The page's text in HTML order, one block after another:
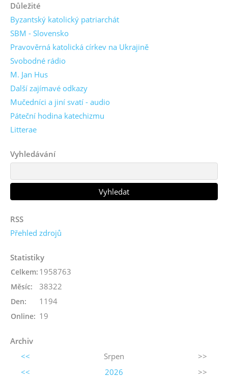
Důležité
Byzantský katolický patriarchát
SBM - Slovensko
Pravověrná katolická církev na Ukrajině
Svobodné rádio
M. Jan Hus
Další zajímavé odkazy
Mučedníci a jiní svatí - audio
Páteční hodina katechizmu
Litterae
Vyhledávání
RSS
Přehled zdrojů
Statistiky
Online: 19
Celkem: 1958763
Měsíc: 38322
Den: 1194
Archiv
<<
Srpen
>>
<<
2026 >>